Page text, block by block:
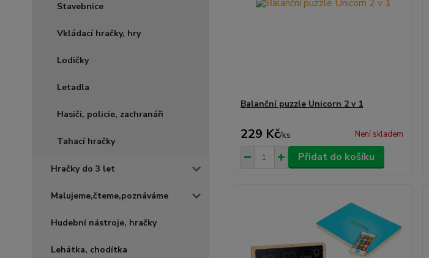
Stavebnice
Vkládací hračky, hry
Lodičky
Letadla
Hasiči, policie, zachranáři
Tahací hračky
Hračky do 3 let
Malujeme,čteme,poznáváme
Hudební nástroje, hračky
Lehátka, chodítka
Balanční puzzle Unicorn 2 v 1
229 Kč/ks Není skladem
Přidat do košíku